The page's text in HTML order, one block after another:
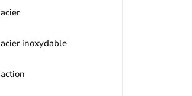
acier
acier inoxydable
action